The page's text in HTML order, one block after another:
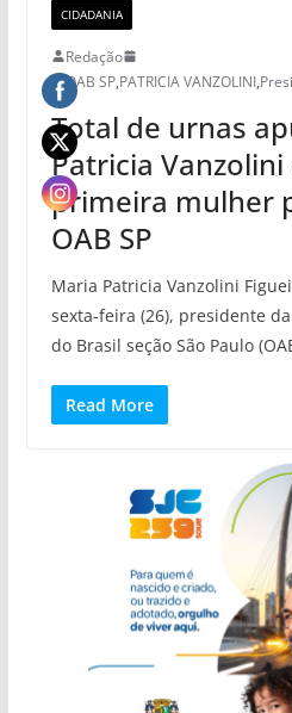
CIDADANIA
Redação
OAB SP,PATRICIA VANZOLINI,
Total de urnas
Patricia Vanzolini
primeira mulher
OAB SP
Maria Patricia Vanzolini
sexta-feira (26), presidente
do Brasil seção São Paulo
Read More